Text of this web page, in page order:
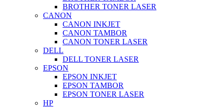
BROTHER TONER LASER
CANON
CANON INKJET
CANON TAMBOR
CANON TONER LASER
DELL
DELL TONER LASER
EPSON
EPSON INKJET
EPSON TAMBOR
EPSON TONER LASER
HP